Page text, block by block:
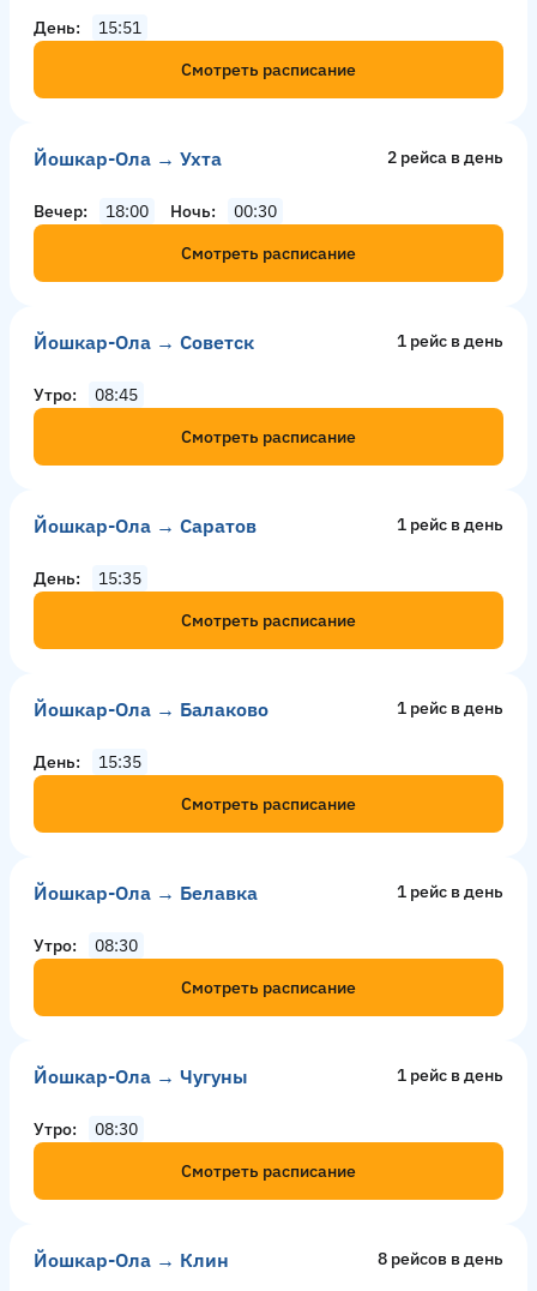
День
15:51
Смотреть расписание
Йошкар-Ола → Ухта 2 рейсa в день
Вечер 18:00 Ночь
00:30
Смотреть расписание
Йошкар-Ола → Советск 1 рейс в день
Утро
08:45
Смотреть расписание
Йошкар-Ола → Саратов 1 рейс в день
День
15:35
Смотреть расписание
Йошкар-Ола → Балаково 1 рейс в день
День
15:35
Смотреть расписание
Йошкар-Ола → Белавка 1 рейс в день
Утро
08:30
Смотреть расписание
Йошкар-Ола → Чугуны 1 рейс в день
Утро
08:30
Смотреть расписание
Йошкар-Ола → Клин 8 рейсов в день